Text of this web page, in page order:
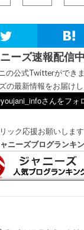
ニーズ速報配信中
の公式Twitterができ
の最新情報をお届けし
ック応援お願いします